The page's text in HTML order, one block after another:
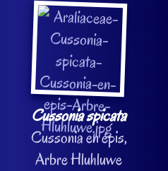
Cussonia spicata
Cussonia en épis,
Arbre Hluhluwe